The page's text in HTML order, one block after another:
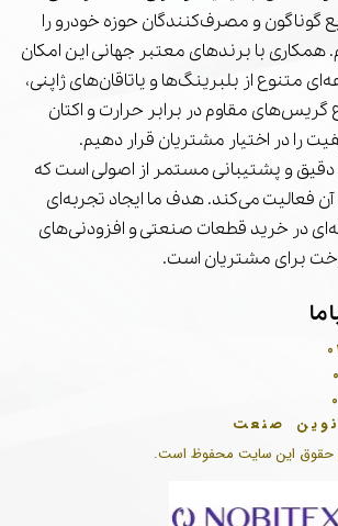
حقوق این سایت محفوظ است.
گوناگون و مصرف‌کنندگان حوزه خودرو را
همکاری با برندهای معتبر جهانی این امکان
متنوع از بلبرینگ‌ها و یاتاقان‌های ژاپنی،
گریس‌های مقاوم در برابر حرارت و اکتان
را در اختیار مشتریان قرار دهیم.
و پشتیبانی مستمر از اصولی است که
فعالیت می‌کند. هدف ما ایجاد تجربه‌ای
در خرید قطعات صنعتی و افزودنی‌های
برای مشتریان است.
ما
نوین صنعت